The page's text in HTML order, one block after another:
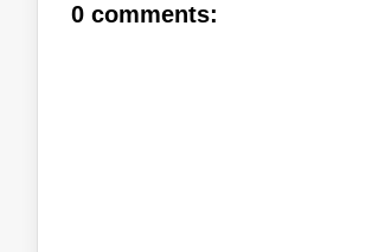
0 comments: